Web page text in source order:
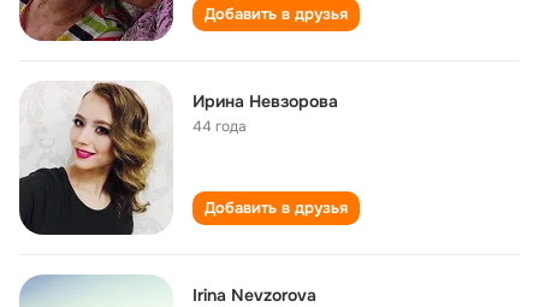
Добавить в друзья
Ирина Невзорова
44 года
Добавить в друзья
Irina Nevzorova